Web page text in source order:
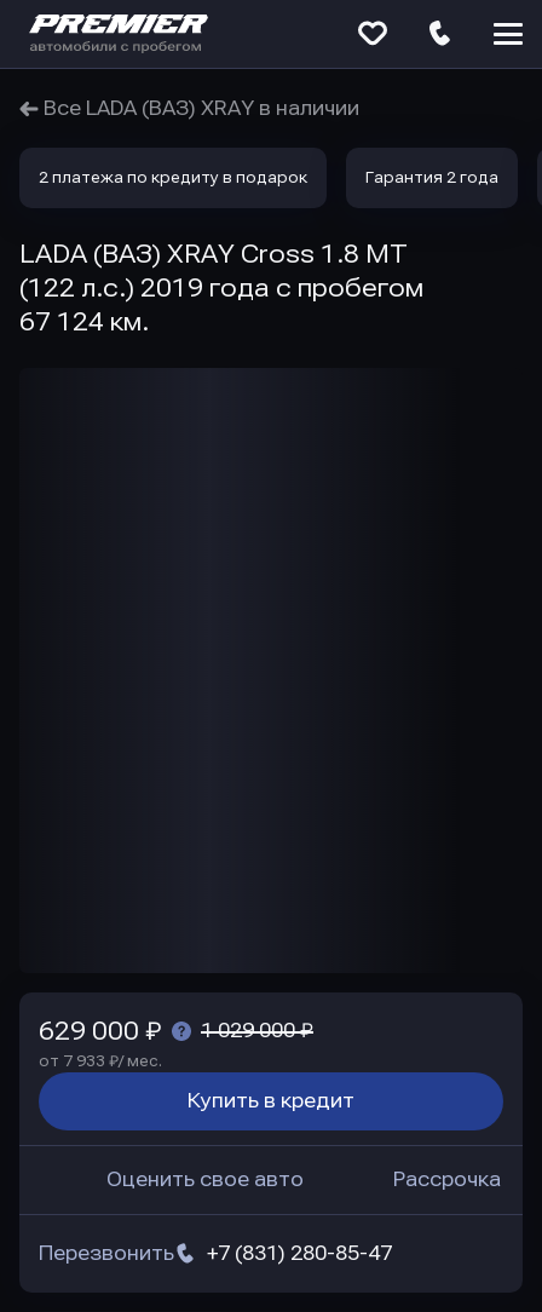
Все LADA (ВАЗ) XRAY в наличии
2 платежа по кредиту в подарок Гарантия 2 года
LADA (ВАЗ) XRAY Cross 1.8 MT
(122 л.с.) 2019 года с пробегом
67 124 км.
629 000 ₽ 1 029 000 ₽
от 7 933 ₽/ мес.
Купить в кредит
Оценить свое авто Рассрочка
+7 (831) 280-85-47
Перезвонить